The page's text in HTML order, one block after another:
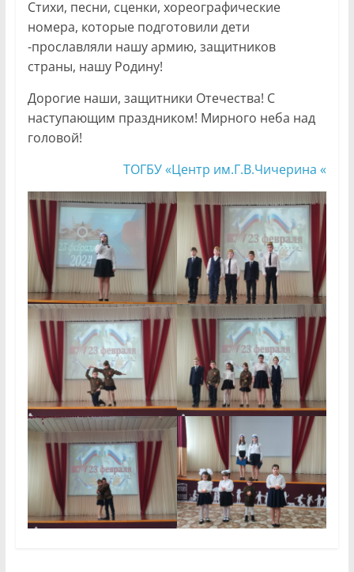
Стихи, песни, сценки, хореографические
номера, которые подготовили дети
-прославляли нашу армию, защитников
страны, нашу Родину!
Дорогие наши, защитники Отечества! С
наступающим праздником! Мирного неба над
головой!
ТОГБУ «Центр им.Г.В.Чичерина «